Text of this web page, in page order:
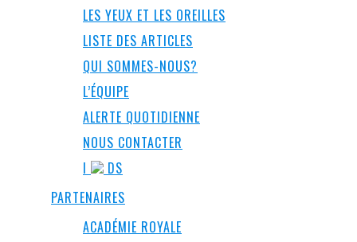
LES YEUX ET LES OREILLES
LISTE DES ARTICLES
QUI SOMMES-NOUS?
L’ÉQUIPE
ALERTE QUOTIDIENNE
NOUS CONTACTER
I
DS
PARTENAIRES
ACADÉMIE ROYALE